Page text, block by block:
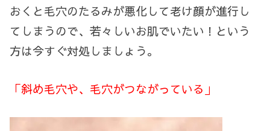
おくと毛穴のたるみが悪化して老け顔が進行し
てしまうので、若々しいお肌でいたい！という
方は今すぐ対処しましょう。
「斜め毛穴や、毛穴がつながっている」